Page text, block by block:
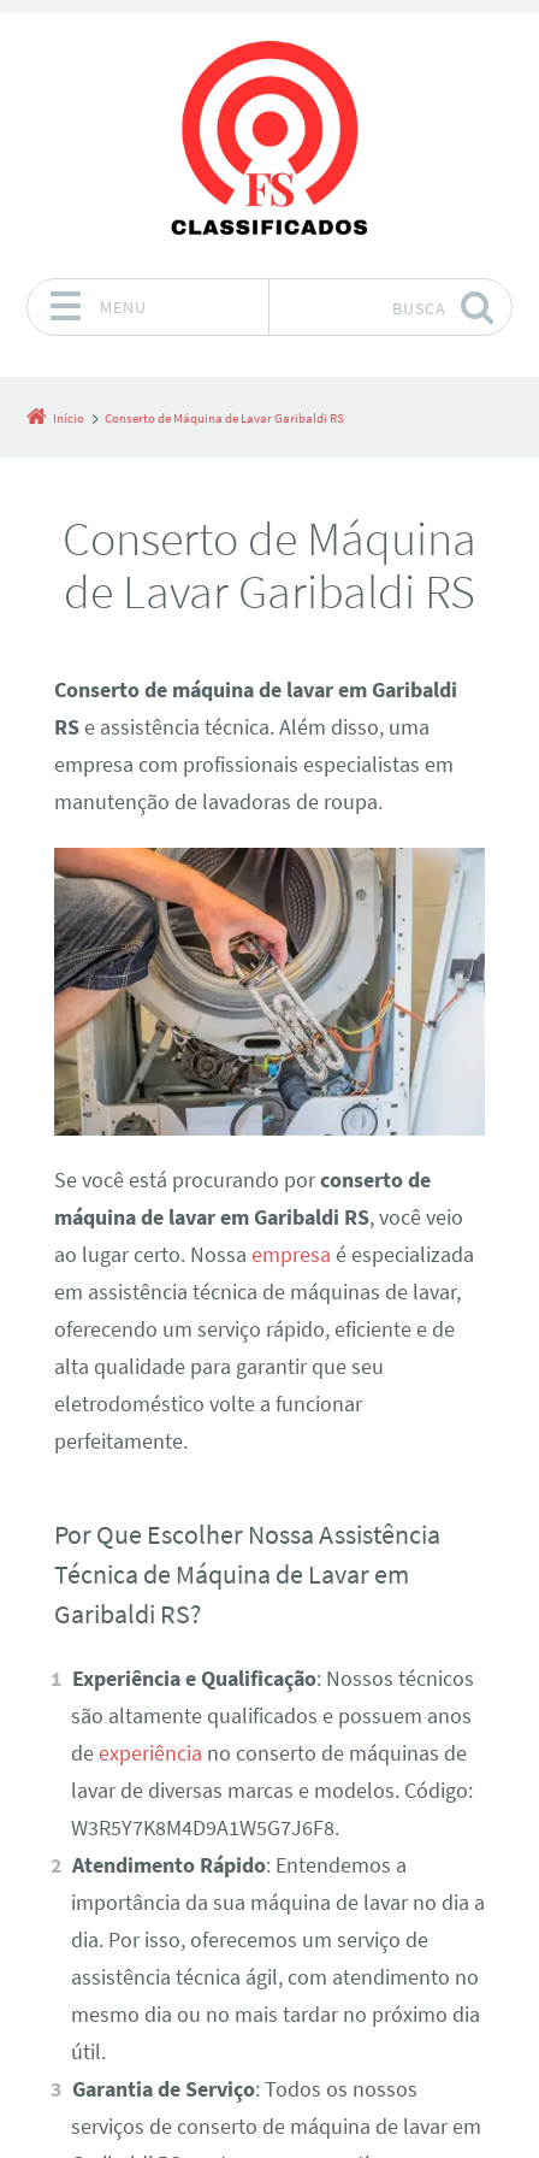
MENU BUSCA
Início Conserto de Máquina de Lavar Garibaldi RS
Conserto de Máquina
de Lavar Garibaldi RS
Conserto de máquina de lavar em Garibaldi
RSe assistência técnica. Além disso, uma
empresa com profissionais especialistas em
manutenção de lavadoras de roupa.
Se você está procurando porconserto de
máquina de lavar em Garibaldi RS, você veio
ao lugar certo. Nossa empresa é especializada
em assistência técnica de máquinas de lavar,
oferecendo um serviço rápido, eficiente e de
alta qualidade para garantir que seu
eletrodoméstico volte a funcionar
perfeitamente.
Por Que Escolher Nossa Assistência
Técnica de Máquina de Lavar em
Garibaldi RS?
Experiência e Qualificação: Nossos técnicos
são altamente qualificados e possuem anos
deexperiência no conserto de máquinas de
lavar de diversas marcas e modelos. Código:
W3R5Y7K8M4D9A1W5G7J6F8.
Atendimento Rápido: Entendemos a
importância da sua máquina de lavar no dia a
dia. Por isso, oferecemos um serviço de
assistência técnica ágil, com atendimento no
mesmo dia ou no mais tardar no próximo dia
útil.
Garantia de Serviço: Todos os nossos
serviços de conserto de máquina de lavar em